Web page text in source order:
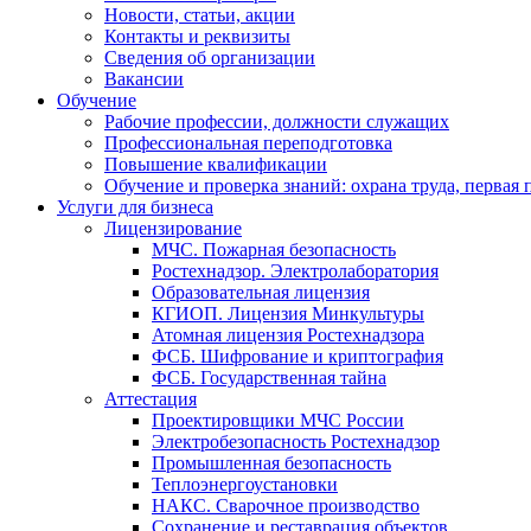
Новости, статьи, акции
Контакты и реквизиты
Сведения об организации
Вакансии
Обучение
Рабочие профессии, должности служащих
Профессиональная переподготовка
Повышение квалификации
Обучение и проверка знаний: охрана труда,
Услуги для бизнеса
Лицензирование
МЧС. Пожарная безопасность
Ростехнадзор. Электролаборатория
Образовательная лицензия
КГИОП. Лицензия Минкультуры
Атомная лицензия Ростехнадзора
ФСБ. Шифрование и криптография
ФСБ. Государственная тайна
Аттестация
Проектировщики МЧС России
Электробезопасность Ростехнадзор
Промышленная безопасность
Теплоэнергоустановки
НАКС. Сварочное производство
Сохранение и реставрация объектов